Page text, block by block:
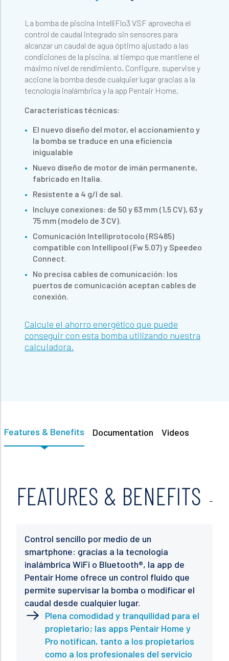
La bomba de piscina IntelliFlo3 VSF aprovecha el
control de caudal integrado sin sensores para
alcanzar un caudal de agua óptimo ajustado a las
condiciones de la piscina, al tiempo que mantiene el
máximo nivel de rendimiento. Configure, supervise y
accione la bomba desde cualquier lugar gracias a la
tecnología inalámbrica y la app Pentair Home.
Características técnicas:
El nuevo diseño del motor, el accionamiento y
la bomba se traduce en una eficiencia
inigualable
Nuevo diseño de motor de imán permanente,
fabricado en Italia.
Resistente a 4 g/l de sal.
Incluye conexiones: de 50 y 63 mm (1,5 CV), 63 y
75 mm (modelo de 3 CV).
Comunicación Intelliprotocolo (RS485)
compatible con Intellipool (Fw 5.07) y Speedeo
Connect.
No precisa cables de comunicación: los
puertos de comunicación aceptan cables de
conexión.
Calcule el ahorro energético que puede
conseguir con esta bomba utilizando nuestra
calculadora.
Features & Benefits Documentation Videos
FEATURES & BENEFITS
Control sencillo por medio de un
smartphone: gracias a la tecnología
inalámbrica WiFi o Bluetooth®, la app de
Pentair Home ofrece un control fluido que
permite supervisar la bomba o modificar el
caudal desde cualquier lugar.
Plena comodidad y tranquilidad para el
propietario; las apps Pentair Home y
Pro notifican, tanto a los propietarios
como a los profesionales del servicio